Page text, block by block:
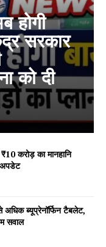
होगी
सरकार
को दी
करोड़ का मानहानि
अपडेट
ब्यूप्रेनॉर्फिन टैबलेट,
सवाल